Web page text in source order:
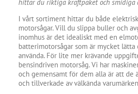
hittar du riktiga kraftpaket och smidiga
I vårt sortiment hittar du både
motorsågar. Vill du slippa buller och
inomhus är det idealiskt med en
batterimotorsågar som är mycket lätta
använda. För lite mer krävande
bensindriven motorsåg. Vi har
och gemensamt för dem alla är att de
och tillverkade av välkända